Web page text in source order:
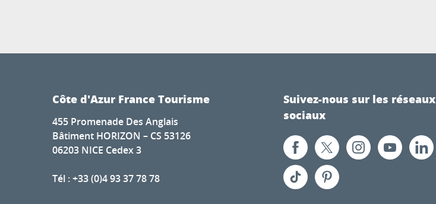
Côte d'Azur France Tourisme
455 Promenade Des Anglais
Bâtiment HORIZON – CS 53126
06203 NICE Cedex 3
Tél : +33 (0)4 93 37 78 78
Suivez-nous sur les réseaux
sociaux